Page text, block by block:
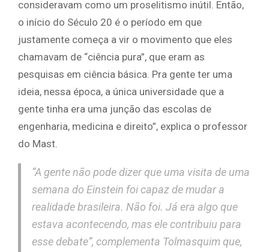
consideravam como um proselitismo inútil. Então,
o início do Século 20 é o período em que
justamente começa a vir o movimento que eles
chamavam de “ciência pura”, que eram as
pesquisas em ciência básica. Pra gente ter uma
ideia, nessa época, a única universidade que a
gente tinha era uma junção das escolas de
engenharia, medicina e direito”, explica o professor
do Mast.
“A gente não pode dizer que uma visita de uma
semana do Einstein foi capaz de mudar a
realidade brasileira. Não foi. Já era algo que
estava acontecendo, mas ele contribuiu para
esse debate”, complementa Tolmasquim que,